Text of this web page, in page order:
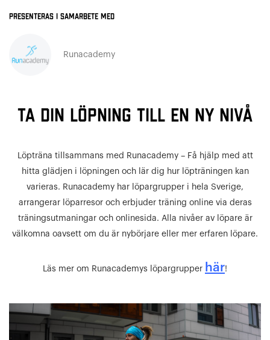
Presenteras i samarbete med
Runacademy
Ta din löpning till en ny nivå
Löpträna tillsammans med Runacademy – Få hjälp med att
hitta glädjen i löpningen och lär dig hur löpträningen kan
varieras. Runacademy har löpargrupper i hela Sverige,
arrangerar löparresor och erbjuder träning online via deras
träningsutmaningar och onlinesida. Alla nivåer av löpare är
välkomna oavsett om du är nybörjare eller mer erfaren löpare.
Läs mer om Runacademys löpargrupper här!